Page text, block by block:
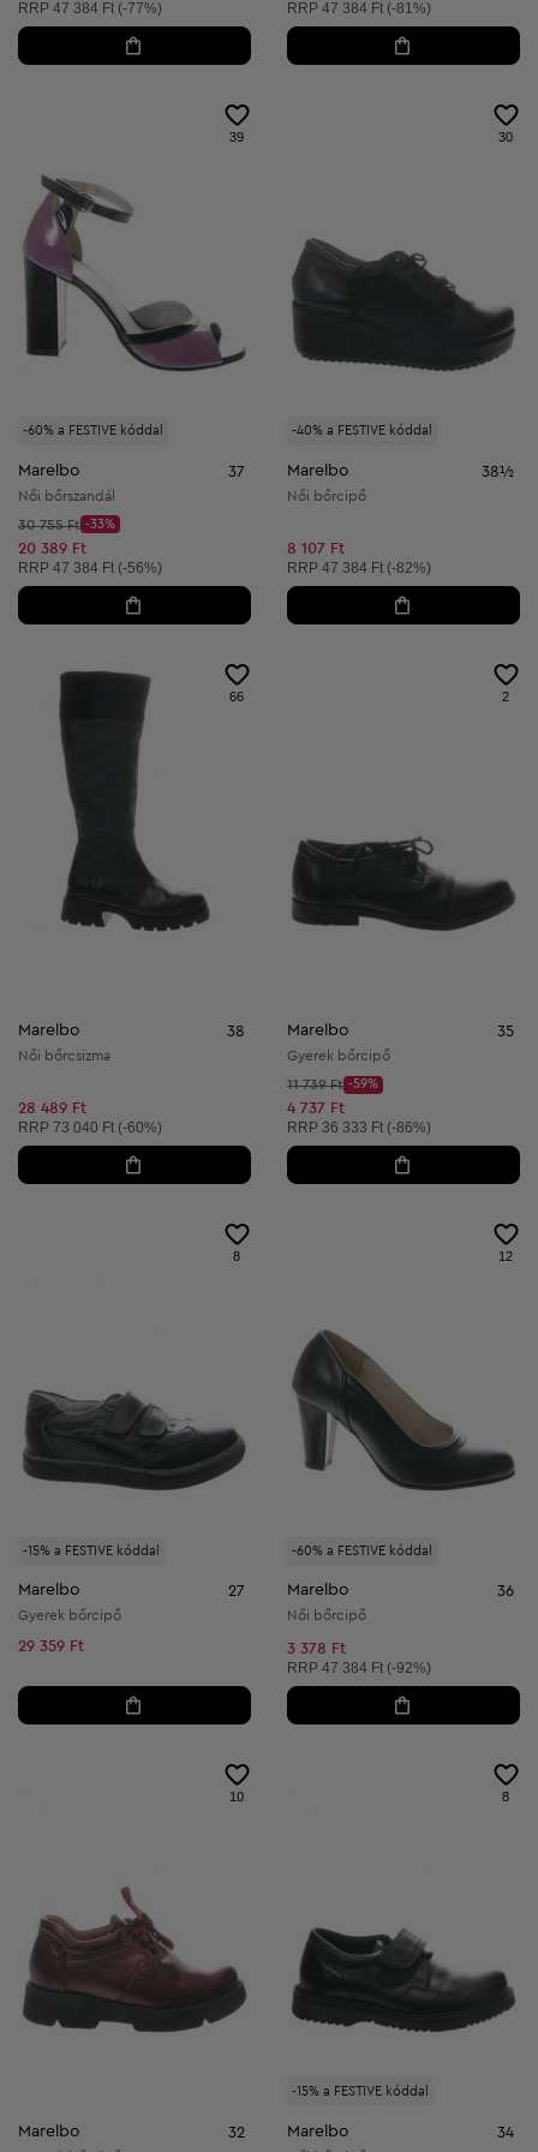
Ajánlott ár:
RRP 47 384 Ft (-77%) Ajánlott ár:
RRP 47 384 Ft (-81%)
-60% a FESTIVE kóddal
39
Marelbo 37
Női bőrszandál
Kezdő ár:
30 755 Ft
Discount Price:
-33%
Csökkentett ár:
20 389 Ft
Ajánlott ár:
RRP 47 384 Ft (-56%)
-40% a FESTIVE kóddal
30
Marelbo 38½
Női bőrcipő
8 107 Ft
Ajánlott ár:
RRP 47 384 Ft (-82%)
66
Marelbo 38
Női bőrcsizma
28 489 Ft
Ajánlott ár:
RRP 73 040 Ft (-60%)
2
Marelbo 35
Gyerek bőrcipő
Kezdő ár:
11 739 Ft
Discount Price:
-59%
Csökkentett ár:
4 737 Ft
Ajánlott ár:
RRP 36 333 Ft (-86%)
-15% a FESTIVE kóddal
8
Marelbo 27
Gyerek bőrcipő
29 359 Ft
-60% a FESTIVE kóddal
12
Marelbo 36
Női bőrcipő
3 378 Ft
Ajánlott ár:
RRP 47 384 Ft (-92%)
10
Marelbo 32
-15% a FESTIVE kóddal
8
Marelbo 34